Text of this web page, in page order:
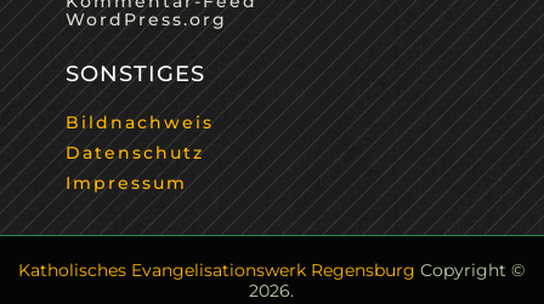
WordPress.org
SONSTIGES
Bildnachweis
Datenschutz
Impressum
Katholisches Evangelisationswerk Regensburg Copyright ©
2026.